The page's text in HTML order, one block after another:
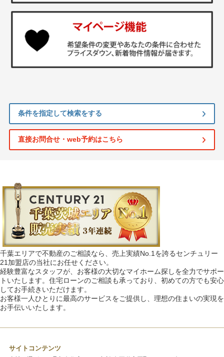
条件を指定して検索をする
直接お問合せ・web予約はこちら
千葉エリアで不動産のご相談なら、売上実績No.1を誇るセンチュリー
21加盟店の当社にお任せください。
経験豊富なスタッフが、お客様の大切なマイホーム探しを全力でサポー
トいたします。住宅ローンのご相談も承っており、初めての方でも安心
してお手続きいただけます。
お客様一人ひとりに最高のサービスをご提供し、理想の住まいの実現を
お手伝いいたします。
サイトコンテンツ